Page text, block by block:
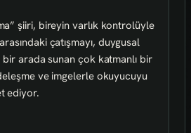
şiiri, bireyin varlık kontrolüyle
çatışmayı, duygusal
bir arada sunan çok katmanlı bir
ve imgelerle okuyucuyu
ediyor.